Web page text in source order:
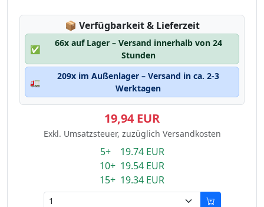
📦 Lagerstatus:
Verfügbarkeit & Lieferzeit
✅
66x auf Lager – Versand innerhalb von 24
Stunden
🚛
209x im Außenlager – Versand in ca. 2-3
Werktagen
19,94 EUR
Exkl. Umsatzsteuer, zuzüglich Versandkosten
5+ 19.74 EUR
10+ 19.54 EUR
15+ 19.34 EUR